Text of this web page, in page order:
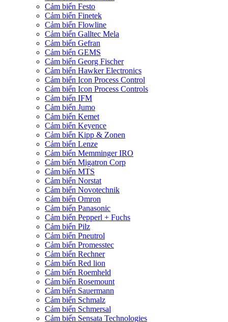
Cảm biến Festo
Cảm biến Finetek
Cảm biến Flowline
Cảm biến Galltec Mela
Cảm biến Gefran
Cảm biến GEMS
Cảm biến Georg Fischer
Cảm biến Hawker Electronics
Cảm biến Icon Process Control
Cảm biến Icon Process Controls
Cảm biến IFM
Cảm biến Jumo
Cảm biến Kemet
Cảm biến Keyence
Cảm biến Kipp & Zonen
Cảm biến Lenze
Cảm biến Memminger IRO
Cảm biến Migatron Corp
Cảm biến MTS
Cảm biến Norstat
Cảm biến Novotechnik
Cảm biến Omron
Cảm biến Panasonic
Cảm biến Pepperl + Fuchs
Cảm biến Pilz
Cảm biến Pneutrol
Cảm biến Promesstec
Cảm biến Rechner
Cảm biến Red lion
Cảm biến Roemheld
Cảm biến Rosemount
Cảm biến Sauermann
Cảm biến Schmalz
Cảm biến Schmersal
Cảm biến Sensata Technologies